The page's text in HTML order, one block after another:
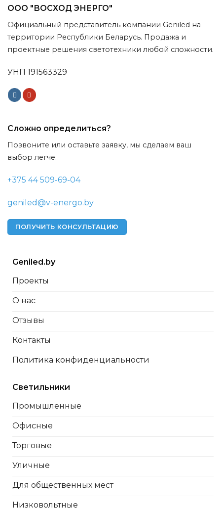
ООО "ВОСХОД ЭНЕРГО"
Официальный представитель компании Geniled на
территории Республики Беларусь. Продажа и
проектные решения светотехники любой сложности.
УНП 191563329
Geniled.by
Проекты
О нас
Отзывы
Контакты
Политика конфиденциальности
Светильники
Промышленные
Офисные
Торговые
Уличные
Для общественных мест
Низковольтные
Сложно определиться?
Позвоните или оставьте заявку, мы сделаем ваш
выбор легче.
+375 44 509-69-04
geniled@v-energo.by
ПОЛУЧИТЬ КОНСУЛЬТАЦИЮ